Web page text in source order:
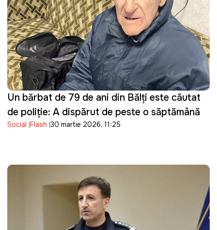
Un bărbat de 79 de ani din Bălți este căutat
de poliție: A dispărut de peste o săptămână
Social Flash 30 martie 2026, 11:25